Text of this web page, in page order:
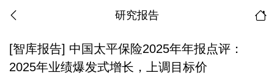
研究报告
[智库报告] 中国太平保险2025年年报点评：
2025年业绩爆发式增长，上调目标价